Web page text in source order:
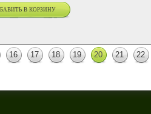
в корзину
16 17 18 19 20 21
22